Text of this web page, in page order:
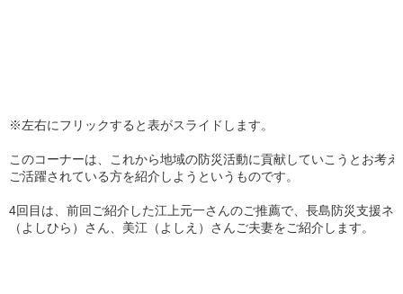
※左右にフリックすると表がスライドします。
このコーナーは、これから地域の防災活動に貢献していこうとお考
ご活躍されている方を紹介しようというものです。
4回目は、前回ご紹介した江上元一さんのご推薦で、長島防災支援ネ
（よしひら）さん、美江（よしえ）さんご夫妻をご紹介します。